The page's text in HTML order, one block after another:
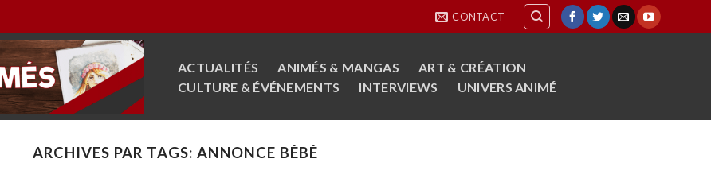
CONTACT
ACTUALITÉS ANIMÉS & MANGAS
ART & CRÉATION
CULTURE & ÉVÉNEMENTS
INTERVIEWS UNIVERS ANIMÉ
ARCHIVES PAR TAGS: ANNONCE BÉBÉ